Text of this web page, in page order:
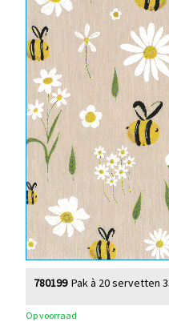
Pak à 20 servetten
780199
Op voorraad